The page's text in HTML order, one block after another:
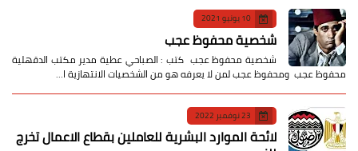
10 يونيو 2021
شخصية محفوظ عجب
شخصية محفوظ عجب كتب : الصباحي عطية مدير مكتب الدقهلية
محفوظ عجب ومحفوظ عجب لمن لا يعرفه هو من الشخصيات الانتهازية ا…
23 نوفمبر 2022
لائحة الموارد البشرية للعاملين بقطاع الاعمال تخرج